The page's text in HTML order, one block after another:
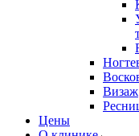
Визаж
Цены